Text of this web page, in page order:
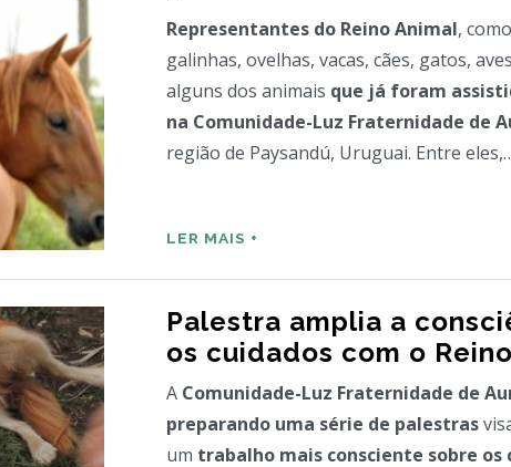
Representantes do Reino Animal,
galinhas, ovelhas, vacas, cães, gatos,
alguns dos animaisque já foram
na Comunidade-Luz Fraternidade de
Palestra amplia a
os cuidados com o Reino
AComunidade-Luz Fraternidade de
preparando uma série de palestras